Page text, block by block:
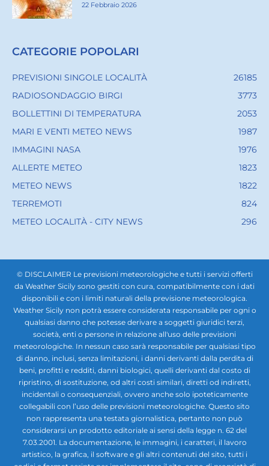
22 Febbraio 2026
CATEGORIE POPOLARI
PREVISIONI SINGOLE LOCALITÀ
26185
RADIOSONDAGGIO BIRGI
3773
BOLLETTINI DI TEMPERATURA
2053
MARI E VENTI METEO NEWS
1987
IMMAGINI NASA
1976
ALLERTE METEO
1823
METEO NEWS
1822
TERREMOTI
824
METEO LOCALITÀ - CITY NEWS
296
© DISCLAIMER Le previsioni meteorologiche e tutti i servizi offerti
da Weather Sicily sono gestiti con cura, compatibilmente con i dati
disponibili e con i limiti naturali della previsione meteorologica.
Weather Sicily non potrà essere considerata responsabile per ogni o
qualsiasi danno che potesse derivare a soggetti giuridici terzi,
società, enti o persone in relazione all'uso delle previsioni
meteorologiche. In nessun caso sarà responsabile per qualsiasi tipo
di danno, inclusi, senza limitazioni, i danni derivanti dalla perdita di
beni, profitti e redditi, danni biologici, quelli derivanti dal costo di
ripristino, di sostituzione, od altri costi similari, diretti od indiretti,
incidentali o consequenziali, ovvero anche solo ipoteticamente
collegabili con l’uso delle previsioni meteorologiche. Questo sito
non rappresenta una testata giornalistica, pertanto non può
considerarsi un prodotto editoriale ai sensi della legge n. 62 del
7.03.2001. La documentazione, le immagini, i caratteri, il lavoro
artistico, la grafica, il software e gli altri contenuti del sito, tutti i